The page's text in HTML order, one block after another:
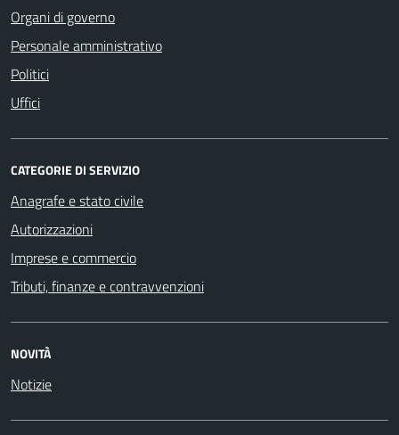
Organi di governo
Personale amministrativo
Politici
Uffici
CATEGORIE DI SERVIZIO
Anagrafe e stato civile
Autorizzazioni
Imprese e commercio
Tributi, finanze e contravvenzioni
NOVITÀ
Notizie